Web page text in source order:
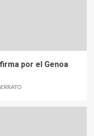
por el Genoa